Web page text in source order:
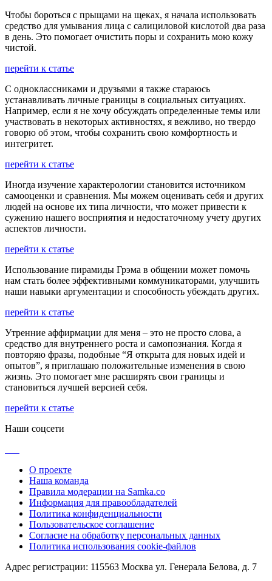
Чтобы бороться с прыщами на щеках, я начала использовать
средство для умывания лица с салициловой кислотой два раза
в день. Это помогает очистить поры и сохранить мою кожу
чистой.
перейти к статье
С одноклассниками и друзьями я также стараюсь
устанавливать личные границы в социальных ситуациях.
Например, если я не хочу обсуждать определенные темы или
участвовать в некоторых активностях, я вежливо, но твердо
говорю об этом, чтобы сохранить свою комфортность и
интегритет.
перейти к статье
Иногда изучение характерологии становится источником
самооценки и сравнения. Мы можем оценивать себя и других
людей на основе их типа личности, что может привести к
сужению нашего восприятия и недостаточному учету других
аспектов личности.
перейти к статье
Использование пирамиды Грэма в общении может помочь
нам стать более эффективными коммуникаторами, улучшить
наши навыки аргументации и способность убеждать других.
перейти к статье
Утренние аффирмации для меня – это не просто слова, а
средство для внутреннего роста и самопознания. Когда я
повторяю фразы, подобные “Я открыта для новых идей и
опытов”, я приглашаю положительные изменения в свою
жизнь. Это помогает мне расширять свои границы и
становиться лучшей версией себя.
перейти к статье
Наши соцсети
О проекте
Наша команда
Правила модерации на Samka.co
Информация для правообладателей
Политика конфиденциальности
Пользовательское соглашение
Согласие на обработку персональных данных
Политика использования cookie-файлов
Адрес регистрации: 115563 Москва ул. Генерала Белова, д. 7